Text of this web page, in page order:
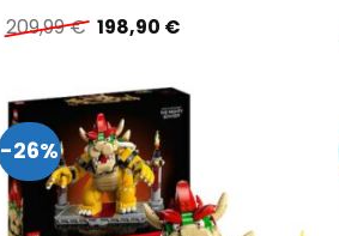
209,99€ Ursprünglicher
Preis
209,99 €
198,90 €Aktueller
-26%